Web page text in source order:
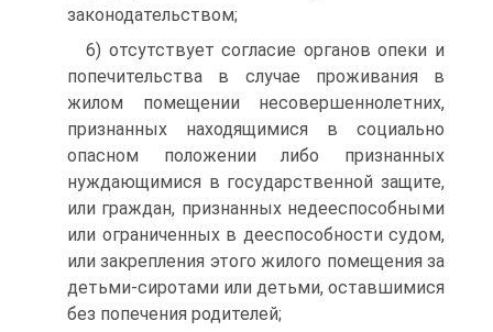
законодательством;
6) отсутствует согласие органов опеки и
попечительства в случае проживания в
жилом помещении несовершеннолетних,
признанных находящимися в социально
опасном положении либо признанных
нуждающимися в государственной защите,
или граждан, признан­ных недееспособными
или ограниченных в дееспособности судом,
или закрепления этого жилого помещения за
детьми-сиротами или детьми, оставшимися
без попечения родителей;